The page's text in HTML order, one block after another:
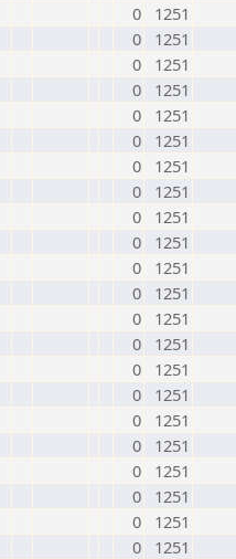
0
1251
0
1251
0
1251
0
1251
0
1251
0
1251
0
1251
0
1251
0
1251
0
1251
0
1251
0
1251
0
1251
0
1251
0
1251
0
1251
0
1251
0
1251
0
1251
0
1251
0
1251
0
1251